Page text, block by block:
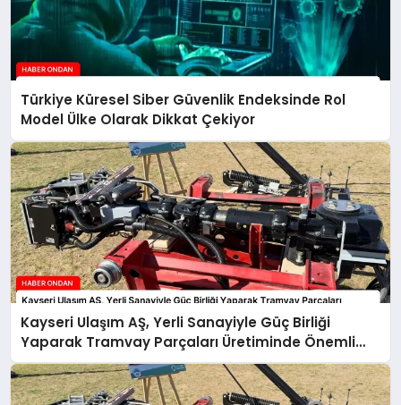
Türkiye Küresel Siber Güvenlik Endeksinde Rol
Model Ülke Olarak Dikkat Çekiyor
Kayseri Ulaşım AŞ, Yerli Sanayiyle Güç Birliği
Yaparak Tramvay Parçaları Üretiminde Önemli
Adım Attı